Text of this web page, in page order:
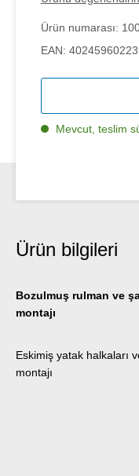
Ürün numarası:
EAN:
Mevcut, teslim
Ürün bilgileri
Bozulmuş rulman ve
montajı
Eskimiş yatak halkaları
montajı